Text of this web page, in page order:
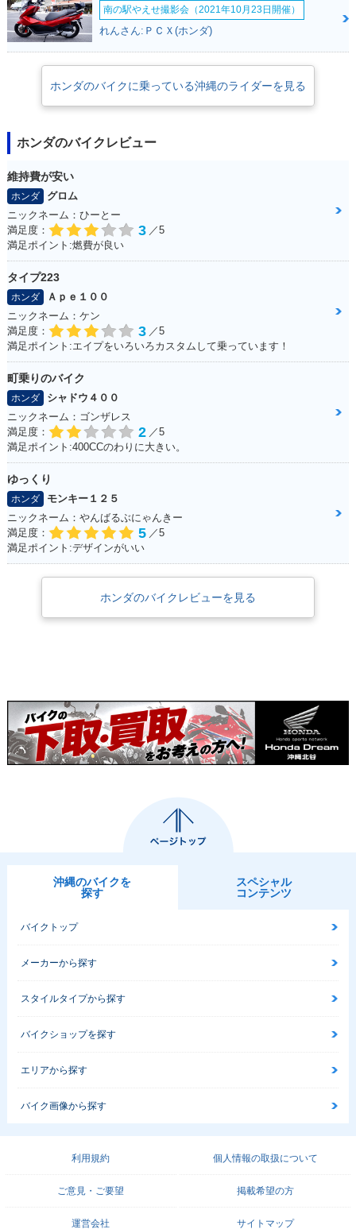
1982年 GYRO X・
新登場
南の駅やえせ撮影会（2021年10月23日開催）
れんさん:ＰＣＸ(ホンダ)
ホンダのバイクに乗っている沖縄のライダーを見る
ホンダのバイクレビュー
維持費が安い
ホンダ
グロム
ニックネーム：ひーとー
満足度：
3 ／5
満足ポイント:燃費が良い
タイプ223
ホンダ
Ａｐｅ１００
ニックネーム：ケン
満足度：
3 ／5
満足ポイント:エイプをいろいろカスタムして乗っています！
町乗りのバイク
ホンダ
シャドウ４００
ニックネーム：ゴンザレス
満足度：
2 ／5
満足ポイント:400CCのわりに大きい。
ゆっくり
ホンダ
モンキー１２５
ニックネーム：やんばるぶにゃんきー
満足度：
5 ／5
満足ポイント:デザインがいい
ホンダのバイクレビューを見る
沖縄のバイクを
探す
スペシャル
コンテンツ
バイクトップ
メーカーから探す
スタイルタイプから探す
バイクショップを探す
エリアから探す
バイク画像から探す
利用規約 個人情報の取扱について
ご意見・ご要望 掲載希望の方
運営会社 サイトマップ